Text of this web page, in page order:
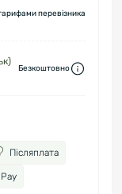
перевізника
Безкоштовно
Післяплата